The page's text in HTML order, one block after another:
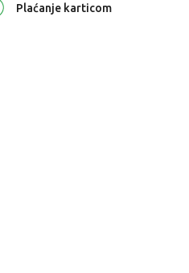
Plaćanje karticom